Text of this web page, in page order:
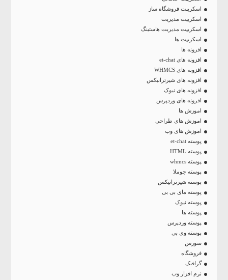
اسکریپت فروشگاه ساز
اسکریپت مدیریت
اسکریپت مدیریت هاستینگ
اسکریپت ها
افزونه ها
افزونه های et-chat
افزونه های WHMCS
افزونه های شیرترانیکس
افزونه های نیوک
افزونه های وردپرس
اموزش ها
اموزش های طراحی
اموزش های وب
پوسته et-chat
پوسته HTML
پوسته whmcs
پوسته جوملا
پوسته شیرترانیکس
پوسته مای بی بی
پوسته نیوک
پوسته ها
پوسته وردپرس
پوسته وی بی
سورس
فروشگاه
گرافیک
نرم افزار وب